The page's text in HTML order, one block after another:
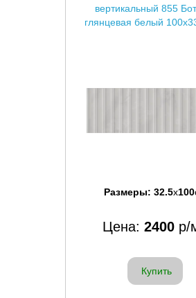
вертикальный 855
глянцевая белый
Размеры: 32.5x100
Цена: 2400 р/
Купить